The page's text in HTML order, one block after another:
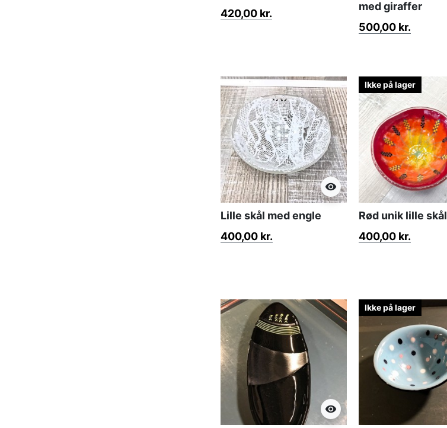
420,00 kr.
med giraffer
500,00 kr.
visibility
Lille skål med engle
400,00 kr.
Ikke på lager
Rød unik lille skål
400,00 kr.
visibility
Ikke på lager